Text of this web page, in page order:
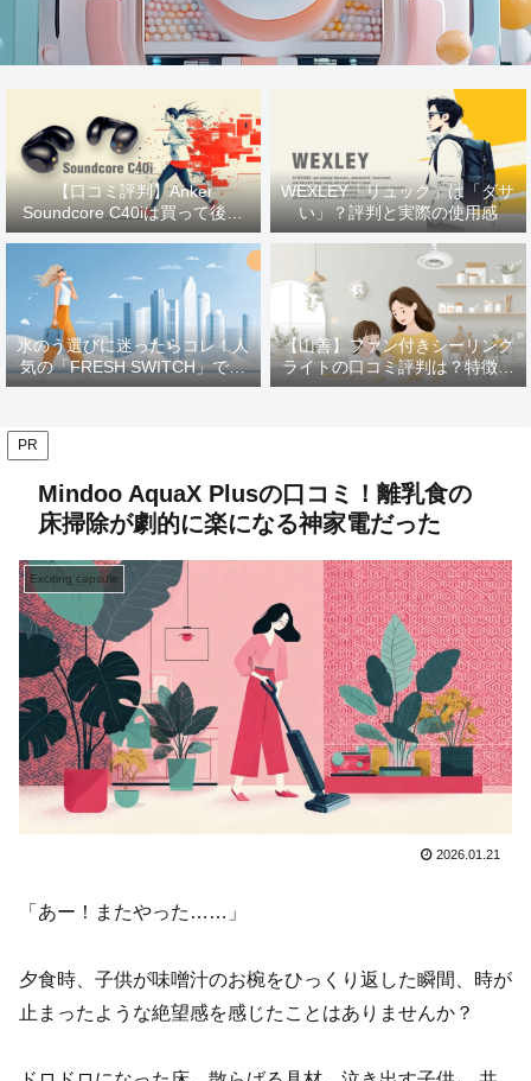
【口コミ評判】Anker
Soundcore C40iは買って後悔
する？ 使用感をレビュー
WEXLEY「リュック」は「ダサ
い」？評判と実際の使用感
氷のう選びに迷ったらコレ！人
気の「FRESH SWITCH」で猛
暑を乗り切る
【山善】ファン付きシーリング
ライトの口コミ評判は？特徴や
メリットを徹底解説！
PR
Mindoo AquaX Plusの口コミ！離乳食の
床掃除が劇的に楽になる神家電だった
Exciting capsule
2026.01.21
「あー！またやった……」
夕食時、子供が味噌汁のお椀をひっくり返した瞬間、時が
止まったような絶望感を感じたことはありませんか？